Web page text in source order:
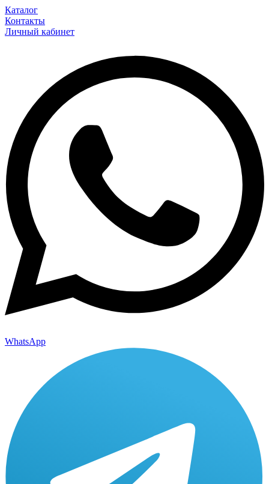
Каталог
Контакты
Личный кабинет
WhatsApp